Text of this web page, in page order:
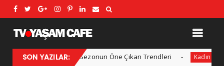
SON YAZILAR:
2025 Kış Modası: Sezonun Öne Çıkan Trendleri Kadın Her yıl